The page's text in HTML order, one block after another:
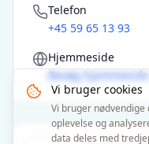
Telefon
+45 59 65 13 93
Hjemmeside
Besøg hjemmeside
Vi bruger cookies
Vi bruger
oplevelse og
data deles med